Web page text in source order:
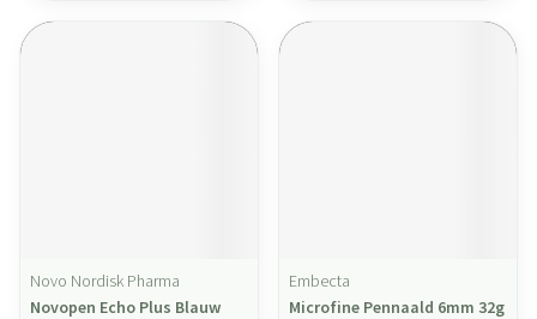
Novo Nordisk Pharma
Novopen Echo Plus Blauw
Embecta
Microfine Pennaald 6mm 32g